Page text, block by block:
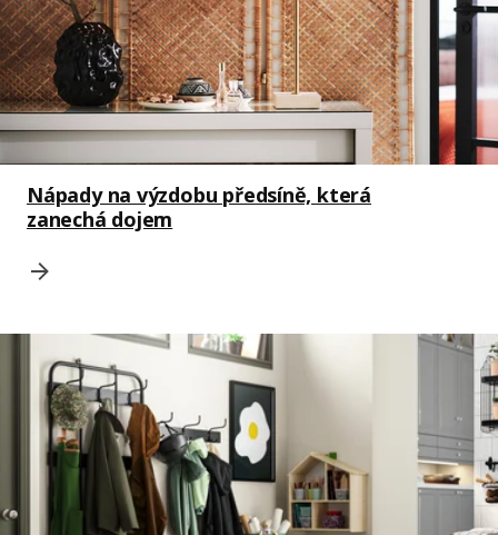
Nápady na výzdobu předsíně, která
zanechá dojem